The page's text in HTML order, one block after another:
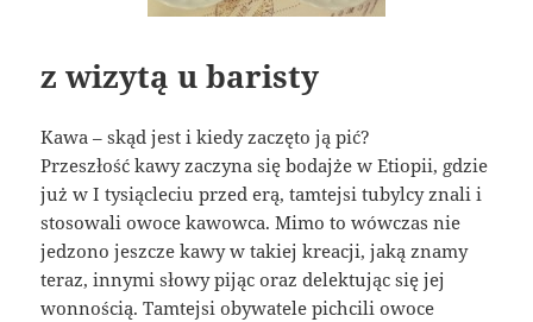
z wizytą u baristy
Kawa – skąd jest i kiedy zaczęto ją pić?
Przeszłość kawy zaczyna się bodajże w Etiopii, gdzie
już w I tysiącleciu przed erą, tamtejsi tubylcy znali i
stosowali owoce kawowca. Mimo to wówczas nie
jedzono jeszcze kawy w takiej kreacji, jaką znamy
teraz, innymi słowy pijąc oraz delektując się jej
wonnością. Tamtejsi obywatele pichcili owoce